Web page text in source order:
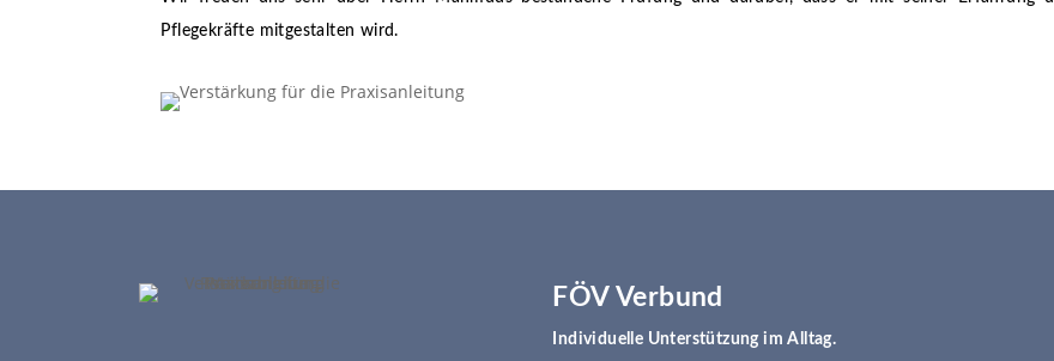
Pflegekräfte mitgestalten wird.
FÖV Verbund
Individuelle Unterstützung im Alltag.